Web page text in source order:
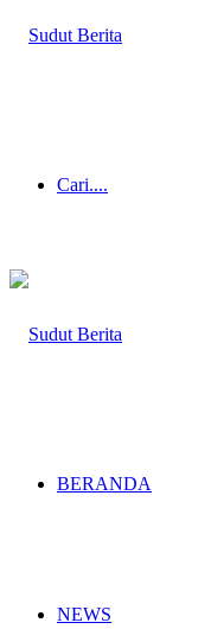
Cari....
BERANDA
NEWS